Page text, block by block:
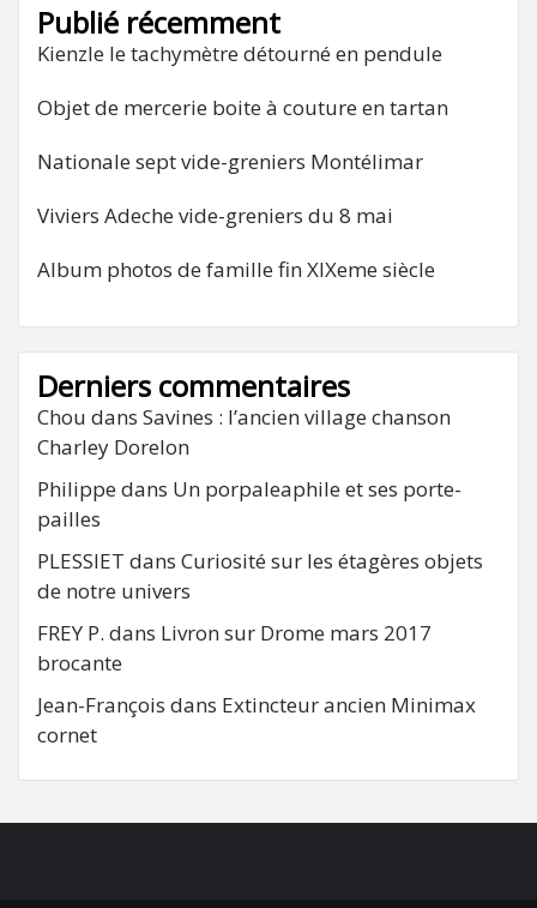
Publié récemment
Kienzle le tachymètre détourné en pendule
Objet de mercerie boite à couture en tartan
Nationale sept vide-greniers Montélimar
Viviers Adeche vide-greniers du 8 mai
Album photos de famille fin XIXeme siècle
Derniers commentaires
Chou dans Savines : l’ancien village chanson
Charley Dorelon
Philippe dans Un porpaleaphile et ses porte-
pailles
PLESSIET dans Curiosité sur les étagères objets
de notre univers
FREY P. dans Livron sur Drome mars 2017
brocante
Jean-François dans Extincteur ancien Minimax
cornet